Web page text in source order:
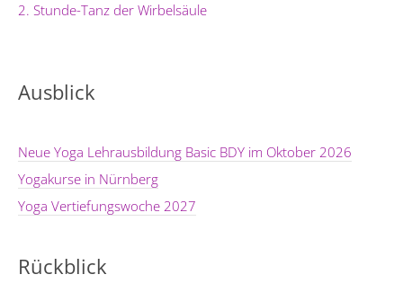
2. Stunde-Tanz der Wirbelsäule
Ausblick
Neue Yoga Lehrausbildung Basic BDY im Oktober 2026
Yogakurse in Nürnberg
Yoga Vertiefungswoche 2027
Rückblick